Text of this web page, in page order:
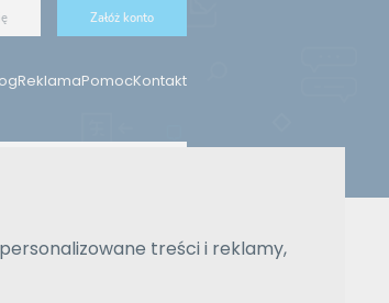
treści i reklamy,
Załóż konto
ReklamaPomocKontakt